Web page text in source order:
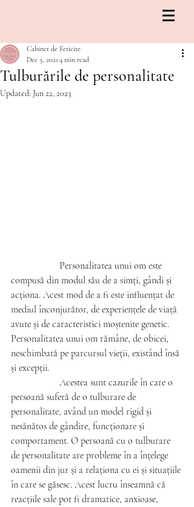
Tulburările de personalitate
Cabinet de Fericire
Dec 5, 2021 4 min read
Updated: Jun 22, 2023
compusă din modul său de a simți, gândi și
acționa. Acest mod de a fi este influențat de
mediul înconjurător, de experiențele de viață
avute și de caracteristici moștenite genetic.
Personalitatea unui om rămâne, de obicei,
neschimbată pe parcursul vieții, existând însă
și excepții.
persoană suferă de o tulburare de
personalitate, având un model rigid și
nesănătos de gândire, funcționare și
comportament. O persoană cu o tulburare
de personalitate are probleme în a înțelege
oamenii din jur și a relaționa cu ei și situațiile
în care se găsesc. Acest lucru înseamnă că
reacțiile sale pot fi dramatice, anxioase,